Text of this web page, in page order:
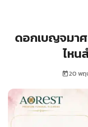
ดอกเบญจมาศ
ไหน
20 พ